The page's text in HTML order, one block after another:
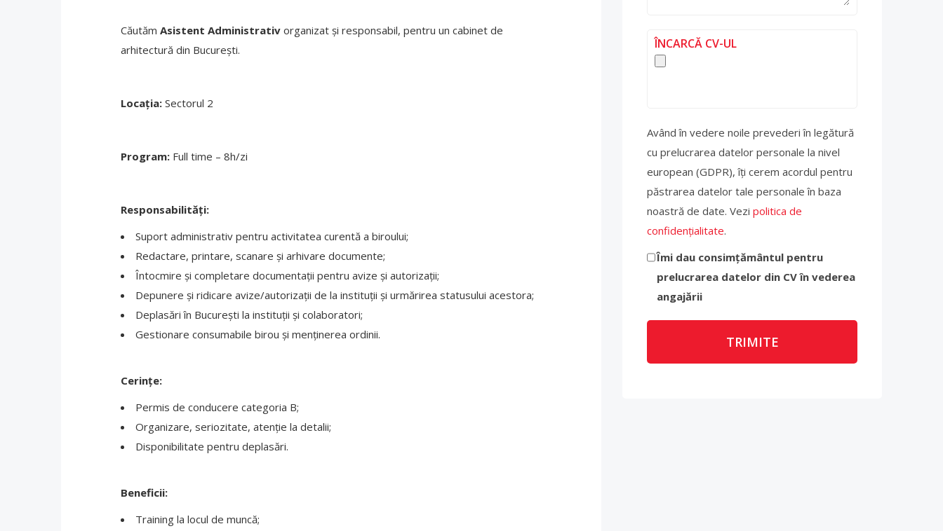
Căutăm Asistent Administrativ organizat și responsabil, pentru un cabinet de
arhitectură din București.
Locația: Sectorul 2
Program: Full time – 8h/zi
Responsabilități:
Suport administrativ pentru activitatea curentă a biroului;
Redactare, printare, scanare și arhivare documente;
Întocmire și completare documentații pentru avize și autorizații;
Depunere și ridicare avize/autorizații de la instituții și urmărirea statusului acestora;
Deplasări în București la instituții și colaboratori;
Gestionare consumabile birou și menținerea ordinii.
Cerințe:
Permis de conducere categoria B;
Organizare, seriozitate, atenție la detalii;
Disponibilitate pentru deplasări.
Beneficii:
Training la locul de muncă;
ÎNCARCĂ CV-UL
Având în vedere noile prevederi în legătură
cu prelucrarea datelor personale la nivel
european (GDPR), îți cerem acordul pentru
păstrarea datelor tale personale în baza
noastră de date. Vezi politica de
confidențialitate.
Îmi dau consimțământul pentru
prelucrarea datelor din CV în vederea
angajării